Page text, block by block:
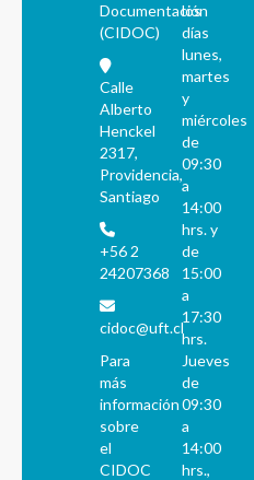
Documentación
(CIDOC)
Calle
Alberto
Henckel
2317,
Providencia,
Santiago
+56 2
24207368
cidoc@uft.cl
Para
más
información
sobre
el
CIDOC
los
días
lunes,
martes
y
miércoles
de
09:30
a
14:00
hrs. y
de
15:00
a
17:30
hrs.
Jueves
de
09:30
a
14:00
hrs.,